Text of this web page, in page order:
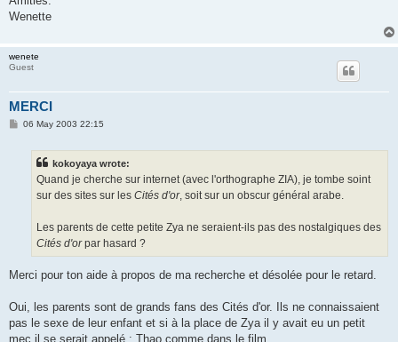
Wenette
wenete
Guest
MERCI
P06 May 2003 22:15
kokoyaya wrote:
Quand je cherche sur internet (avec l'orthographe ZIA), je tombe soint
sur des sites sur les Cités d'or, soit sur un obscur général arabe.
Les parents de cette petite Zya ne seraient-ils pas des nostalgiques des
Cités d'orpar hasard ?
Merci pour ton aide à propos de ma recherche et désolée pour le retard.
Oui, les parents sont de grands fans des Cités d'or. Ils ne connaissaient
pas le sexe de leur enfant et si à la place de Zya il y avait eu un petit
mec il se serait appelé : Thao comme dans le film.